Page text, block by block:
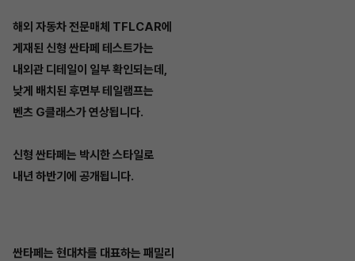
해외 자동차 전문매체 TFLCAR에
게재된 신형 싼타페 테스트가는
내외관 디테일이 일부 확인되는데,
낮게 배치된 후면부 테일램프는
벤츠 G클래스가 연상됩니다.
신형 싼타페는 박시한 스타일로
내년 하반기에 공개됩니다.
싼타페는 현대차를 대표하는 패밀리